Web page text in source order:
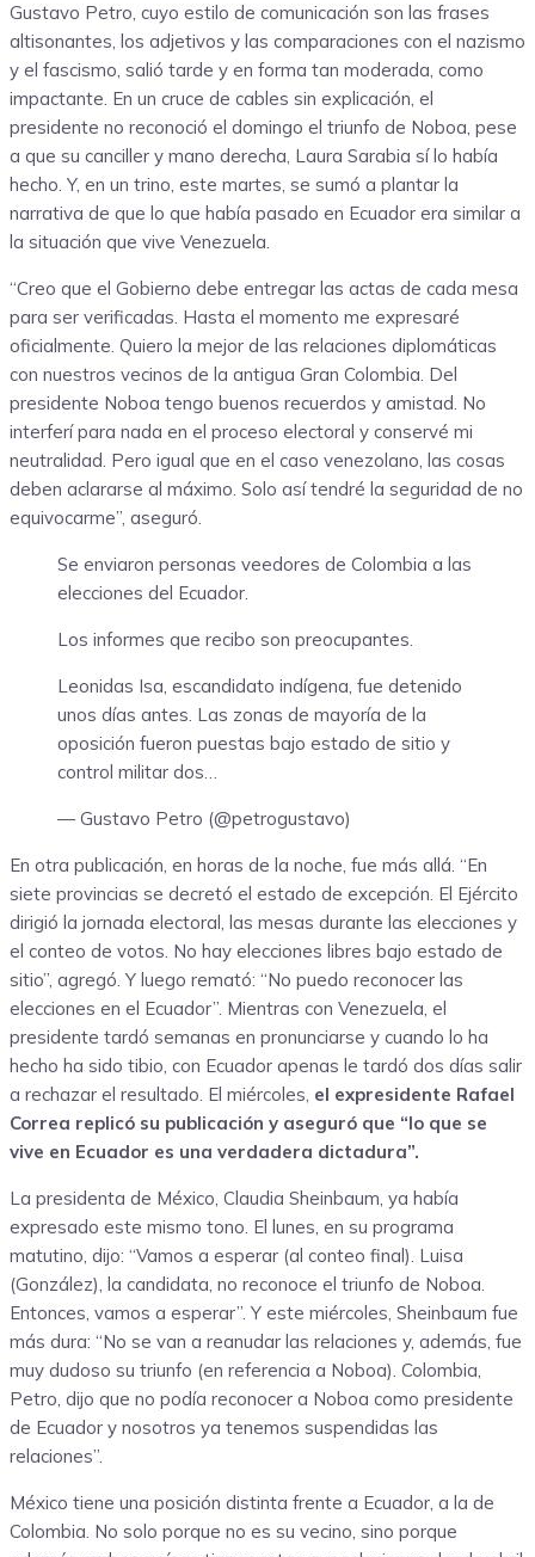
Gustavo Petro, cuyo estilo de comunicación son las frases
altisonantes, los adjetivos y las comparaciones con el nazismo
y el fascismo, salió tarde y en forma tan moderada, como
impactante. En un cruce de cables sin explicación, el
presidente no reconoció el domingo el triunfo de Noboa, pese
a que su canciller y mano derecha, Laura Sarabia sí lo había
hecho. Y, en un trino, este martes, se sumó a plantar la
narrativa de que lo que había pasado en Ecuador era similar a
la situación que vive Venezuela.
“Creo que el Gobierno debe entregar las actas de cada mesa
para ser verificadas. Hasta el momento me expresaré
oficialmente. Quiero la mejor de las relaciones diplomáticas
con nuestros vecinos de la antigua Gran Colombia. Del
presidente Noboa tengo buenos recuerdos y amistad. No
interferí para nada en el proceso electoral y conservé mi
neutralidad. Pero igual que en el caso venezolano, las cosas
deben aclararse al máximo. Solo así tendré la seguridad de no
equivocarme”, aseguró.
Se enviaron personas veedores de Colombia a las
elecciones del Ecuador.
Los informes que recibo son preocupantes.
Leonidas Isa, escandidato indígena, fue detenido
unos días antes. Las zonas de mayoría de la
oposición fueron puestas bajo estado de sitio y
control militar dos…
— Gustavo Petro (@petrogustavo)
En otra publicación, en horas de la noche, fue más allá. “En
siete provincias se decretó el estado de excepción. El Ejército
dirigió la jornada electoral, las mesas durante las elecciones y
el conteo de votos. No hay elecciones libres bajo estado de
sitio”, agregó. Y luego remató: “No puedo reconocer las
elecciones en el Ecuador”. Mientras con Venezuela, el
presidente tardó semanas en pronunciarse y cuando lo ha
hecho ha sido tibio, con Ecuador apenas le tardó dos días salir
a rechazar el resultado. El miércoles, el expresidente Rafael
Correa replicó su publicación y aseguró que “lo que se
vive en Ecuador es una verdadera dictadura”.
La presidenta de México, Claudia Sheinbaum, ya había
expresado este mismo tono. El lunes, en su programa
matutino, dijo: “Vamos a esperar (al conteo final). Luisa
(González), la candidata, no reconoce el triunfo de Noboa.
Entonces, vamos a esperar”. Y este miércoles, Sheinbaum fue
más dura: “No se van a reanudar las relaciones y, además, fue
muy dudoso su triunfo (en referencia a Noboa). Colombia,
Petro, dijo que no podía reconocer a Noboa como presidente
de Ecuador y nosotros ya tenemos suspendidas las
relaciones”.
México tiene una posición distinta frente a Ecuador, a la de
Colombia. No solo porque no es su vecino, sino porque